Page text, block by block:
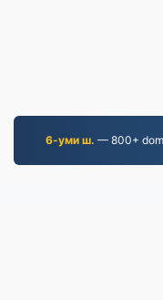
6-уми ш. — 800+